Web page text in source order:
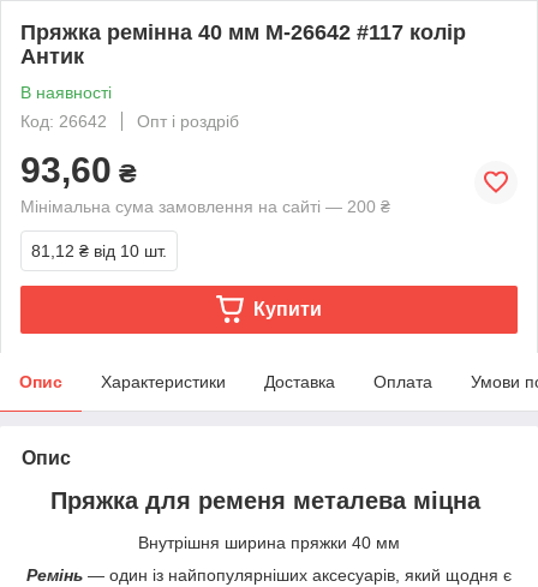
Пряжка ремінна 40 мм М-26642 #117 колір
Антик
В наявності
Код: 26642
Опт і роздріб
93,60 ₴
Мінімальна сума замовлення на сайті — 200 ₴
81,12 ₴ від 10 шт.
Купити
Опис Характеристики Доставка Оплата Умови
Опис
Пряжка для ременя металева міцна
Внутрішня ширина пряжки 40 мм
Ремінь — один із найпопулярніших аксесуарів, який щодня є